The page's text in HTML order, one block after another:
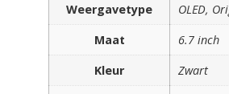
Weergavetype
OLED,
Maat
6.7 inch
Kleur
Zwart